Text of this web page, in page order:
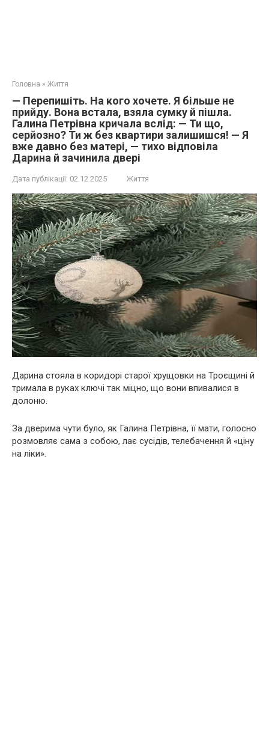
Головна » Життя
— Перепишіть. На кого хочете. Я більше не
прийду. Вона встала, взяла сумку й пішла.
Галина Петрівна кричала вслід: — Ти що,
серйозно? Ти ж без квартири залишишся! — Я
вже давно без матері, — тихо відповіла
Дарина й зачинила двері
Дата публікації: 02.12.2025 Життя
Дарина стояла в коридорі старої хрущовки на Троєщині й
тримала в руках ключі так міцно, що вони впивалися в
долоню.
За дверима чути було, як Галина Петрівна, її мати, голосно
розмовляє сама з собою, лає сусідів, телебачення й «ціну
на ліки».